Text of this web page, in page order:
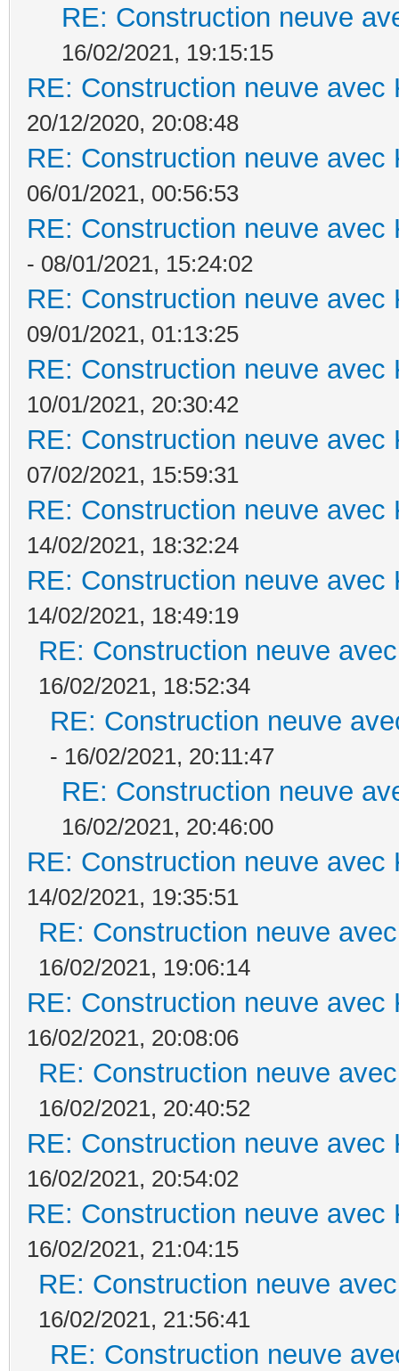
RE: Construction neuve
16/02/2021, 19:15:15
RE: Construction neuve avec
20/12/2020, 20:08:48
RE: Construction neuve avec
06/01/2021, 00:56:53
RE: Construction neuve avec
- 08/01/2021, 15:24:02
RE: Construction neuve avec
09/01/2021, 01:13:25
RE: Construction neuve avec
10/01/2021, 20:30:42
RE: Construction neuve avec
07/02/2021, 15:59:31
RE: Construction neuve avec
14/02/2021, 18:32:24
RE: Construction neuve avec
14/02/2021, 18:49:19
RE: Construction neuve
16/02/2021, 18:52:34
RE: Construction neuve
- 16/02/2021, 20:11:47
RE: Construction neuve
16/02/2021, 20:46:00
RE: Construction neuve avec
14/02/2021, 19:35:51
RE: Construction neuve
16/02/2021, 19:06:14
RE: Construction neuve avec
16/02/2021, 20:08:06
RE: Construction neuve
16/02/2021, 20:40:52
RE: Construction neuve avec
16/02/2021, 20:54:02
RE: Construction neuve avec
16/02/2021, 21:04:15
RE: Construction neuve
16/02/2021, 21:56:41
RE: Construction neuve